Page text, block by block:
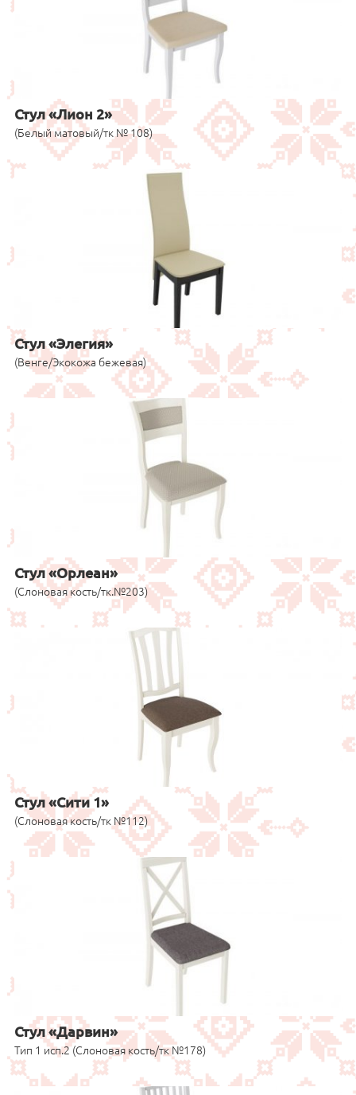
Стул «Лион 2»
(Белый матовый/тк № 108)
Стул «Элегия»
(Венге/Экокожа бежевая)
Стул «Орлеан»
(Слоновая кость/тк.№203)
Стул «Сити 1»
(Слоновая кость/тк №112)
Стул «Дарвин»
Тип 1 исп.2 (Слоновая кость/тк №178)